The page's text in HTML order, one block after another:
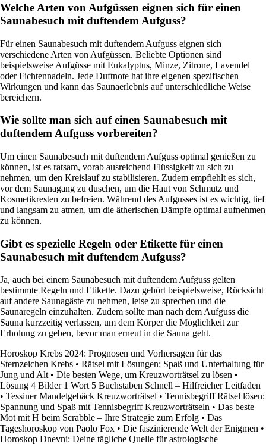
Welche Arten von Aufgüssen eignen sich für einen
Saunabesuch mit duftendem Aufguss?
Für einen Saunabesuch mit duftendem Aufguss eignen sich
verschiedene Arten von Aufgüssen. Beliebte Optionen sind
beispielsweise Aufgüsse mit Eukalyptus, Minze, Zitrone, Lavendel
oder Fichtennadeln. Jede Duftnote hat ihre eigenen spezifischen
Wirkungen und kann das Saunaerlebnis auf unterschiedliche Weise
bereichern.
Wie sollte man sich auf einen Saunabesuch mit
duftendem Aufguss vorbereiten?
Um einen Saunabesuch mit duftendem Aufguss optimal genießen zu
können, ist es ratsam, vorab ausreichend Flüssigkeit zu sich zu
nehmen, um den Kreislauf zu stabilisieren. Zudem empfiehlt es sich,
vor dem Saunagang zu duschen, um die Haut von Schmutz und
Kosmetikresten zu befreien. Während des Aufgusses ist es wichtig, tief
und langsam zu atmen, um die ätherischen Dämpfe optimal aufnehmen
zu können.
Gibt es spezielle Regeln oder Etikette für einen
Saunabesuch mit duftendem Aufguss?
Ja, auch bei einem Saunabesuch mit duftendem Aufguss gelten
bestimmte Regeln und Etikette. Dazu gehört beispielsweise, Rücksicht
auf andere Saunagäste zu nehmen, leise zu sprechen und die
Saunaregeln einzuhalten. Zudem sollte man nach dem Aufguss die
Sauna kurzzeitig verlassen, um dem Körper die Möglichkeit zur
Erholung zu geben, bevor man erneut in die Sauna geht.
Horoskop Krebs 2024: Prognosen und Vorhersagen für das
Sternzeichen Krebs • Rätsel mit Lösungen: Spaß und Unterhaltung für
Jung und Alt • Die besten Wege, um Kreuzworträtsel zu lösen •
Lösung 4 Bilder 1 Wort 5 Buchstaben Schnell – Hilfreicher Leitfaden
• Tessiner Mandelgebäck Kreuzworträtsel • Tennisbegriff Rätsel lösen:
Spannung und Spaß mit Tennisbegriff Kreuzworträtseln • Das beste
Mot mit H beim Scrabble – Ihre Strategie zum Erfolg • Das
Tageshoroskop von Paolo Fox • Die faszinierende Welt der Enigmen •
Horoskop Dnevni: Deine tägliche Quelle für astrologische